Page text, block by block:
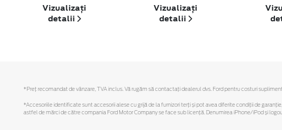
Vizualizați
detalii
Vizualizați
detalii
*Preţ recomandat de vânzare, TVA inclus. Vă rugăm să contactaţi dealerul dvs. Ford pentru costuri
*Accesoriile identificate sunt accesorii alese cu grijă de la furnizori terți și pot avea diferite condiții de
astfel de mărci de către compania Ford Motor Company se face sub licență. Denumirea iPhone/iPod și